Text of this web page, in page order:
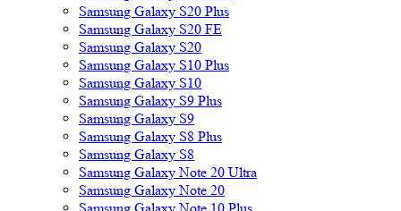
Samsung Galaxy S20 Plus
Samsung Galaxy S20 FE
Samsung Galaxy S20
Samsung Galaxy S10 Plus
Samsung Galaxy S10
Samsung Galaxy S9 Plus
Samsung Galaxy S9
Samsung Galaxy S8 Plus
Samsung Galaxy S8
Samsung Galaxy Note 20 Ultra
Samsung Galaxy Note 20